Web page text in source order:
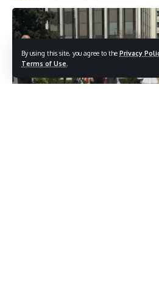
By using this site, you agree to the Privacy
Terms of Use